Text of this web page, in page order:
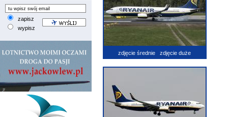
zapisz
wypisz
zdjęcie średnie zdjęcie duże